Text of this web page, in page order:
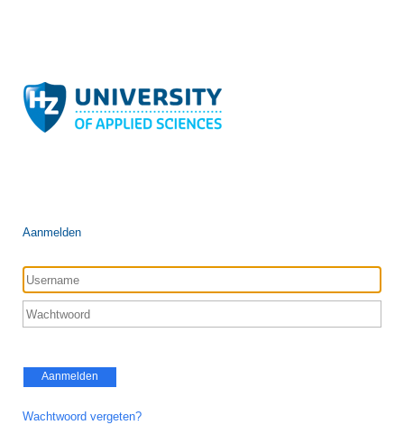
Aanmelden
Aanmelden
Wachtwoord vergeten?